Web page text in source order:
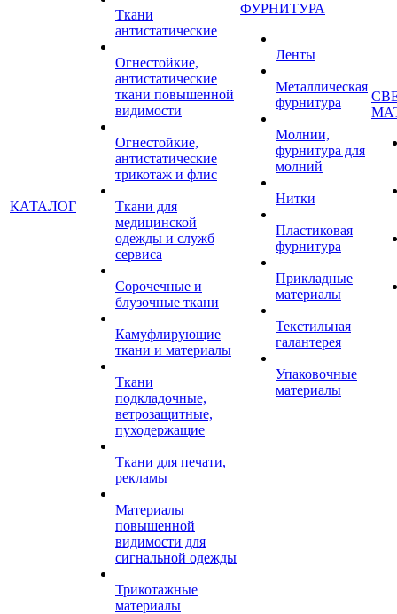
КАТАЛОГ
Ткани
антистатические
Огнестойкие,
антистатические
ткани повышенной
видимости
Огнестойкие,
антистатические
трикотаж и флис
Ткани для
медицинской
одежды и служб
сервиса
Сорочечные и
блузочные ткани
Камуфлирующие
ткани и материалы
Ткани
подкладочные,
ветрозащитные,
пуходержащие
Ткани для печати,
рекламы
Материалы
повышенной
видимости для
сигнальной одежды
Трикотажные
материалы
ФУРНИТУРА
Ленты
Металлическая
фурнитура
Молнии,
фурнитура для
молний
Нитки
Пластиковая
фурнитура
Прикладные
материалы
Текстильная
галантерея
Упаковочные
материалы